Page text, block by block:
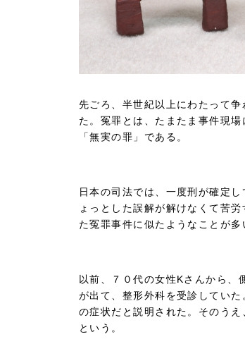
先ごろ、半世紀以上にわたって
た。冤罪とは、たまたま事件現
「無実の罪」である。
日本の司法では、一度刑が確定
ょっとした誤解が解けなくて苦
た冤罪事件に似たようなことが多
以前、７０代の女性Kさんから、
が出て、整形外科を受診してい
の症状だと説明された。そのう
という。